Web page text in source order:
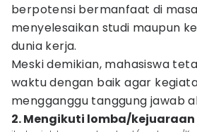
berpotensi bermanfaat di
menyelesaikan studi maupun
dunia kerja.
Meski demikian, mahasiswa
waktu dengan baik agar
mengganggu tanggung jawab
2. Mengikuti lomba/